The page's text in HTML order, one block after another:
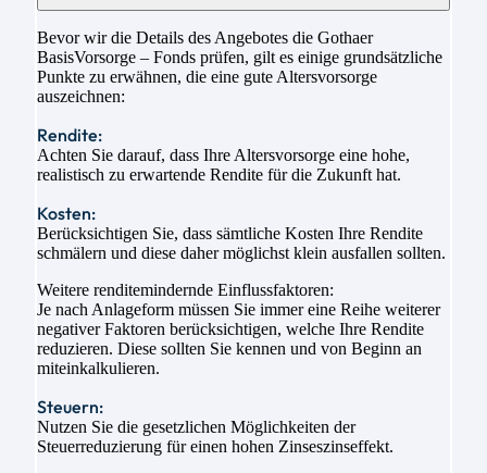
Bevor wir die Details des Angebotes die Gothaer
BasisVorsorge – Fonds prüfen, gilt es einige grundsätzliche
Punkte zu erwähnen, die eine gute Altersvorsorge
auszeichnen:
Rendite:
Achten Sie darauf, dass Ihre Altersvorsorge eine hohe,
realistisch zu erwartende Rendite für die Zukunft hat.
Kosten:
Berücksichtigen Sie, dass sämtliche Kosten Ihre Rendite
schmälern und diese daher möglichst klein ausfallen sollten.
Weitere renditemindernde Einflussfaktoren:
Je nach Anlageform müssen Sie immer eine Reihe weiterer
negativer Faktoren berücksichtigen, welche Ihre Rendite
reduzieren. Diese sollten Sie kennen und von Beginn an
miteinkalkulieren.
Steuern:
Nutzen Sie die gesetzlichen Möglichkeiten der
Steuerreduzierung für einen hohen Zinseszinseffekt.